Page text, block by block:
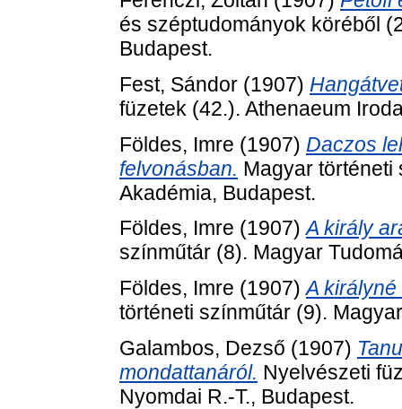
és széptudományok köréből
Budapest.
Fest, Sándor (1907)
füzetek (42.). Athenaeum
Földes, Imre (1907) Daczos
felvonásban. Magyar történeti
Akadémia, Budapest.
Földes, Imre (1907)A király
színműtár (8). Magyar
Földes, Imre (1907)A
történeti színműtár (9).
Galambos, Dezső (1907)
mondattanáról. Nyelvészeti
Nyomdai R.-T., Budapest.